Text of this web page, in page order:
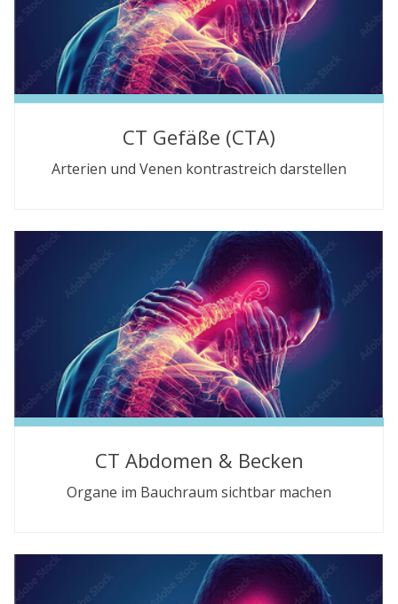
CT Gefäße (CTA)
Arterien und Venen kontrastreich darstellen
CT Abdomen & Becken
Organe im Bauchraum sichtbar machen